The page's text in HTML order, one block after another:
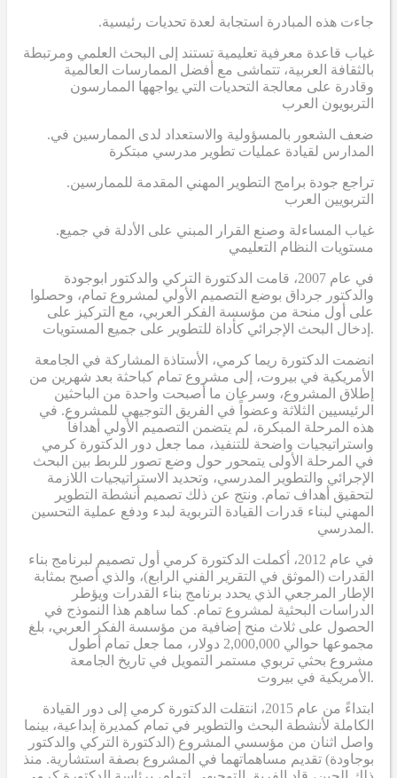
.جاءت هذه المبادرة استجابة لعدة تحديات رئيسية
غياب قاعدة معرفية تعليمية تستند إلى البحث العلمي ومرتبطة
بالثقافة العربية، تتماشى مع أفضل الممارسات العالمية
وقادرة على معالجة التحديات التي يواجهها الممارسون
التربويون العرب
.ضعف الشعور بالمسؤولية والاستعداد لدى الممارسين في
المدارس لقيادة عمليات تطوير مدرسي مبتكرة
.تراجع جودة برامج التطوير المهني المقدمة للممارسين
التربويين العرب
.غياب المساءلة وصنع القرار المبني على الأدلة في جميع
مستويات النظام التعليمي
في عام 2007، قامت الدكتورة التركي والدكتور ابوجودة
والدكتور جرداق بوضع التصميم الأولي لمشروع تمام، وحصلوا
على أول منحة من مؤسسة الفكر العربي، مع التركيز على
إدخال البحث الإجرائي كأداة للتطوير على جميع المستويات.
انضمت الدكتورة ريما كرمي، الأستاذة المشاركة في الجامعة
الأمريكية في بيروت، إلى مشروع تمام كباحثة بعد شهرين من
إطلاق المشروع، وسرعان ما أصبحت واحدة من الباحثين
الرئيسيين الثلاثة وعضواً في الفريق التوجيهي للمشروع. في
هذه المرحلة المبكرة، لم يتضمن التصميم الأولي أهدافاً
واستراتيجيات واضحة للتنفيذ، مما جعل دور الدكتورة كرمي
في المرحلة الأولى يتمحور حول وضع تصور للربط بين البحث
الإجرائي والتطوير المدرسي، وتحديد الاستراتيجيات اللازمة
لتحقيق أهداف تمام. ونتج عن ذلك تصميم أنشطة التطوير
المهني لبناء قدرات القيادة التربوية لبدء ودفع عملية التحسين
المدرسي.
في عام 2012، أكملت الدكتورة كرمي أول تصميم لبرنامج بناء
القدرات (الموثق في التقرير الفني الرابع)، والذي أصبح بمثابة
الإطار المرجعي الذي يحدد برنامج بناء القدرات ويؤطر
الدراسات البحثية لمشروع تمام. كما ساهم هذا النموذج في
الحصول على ثلاث منح إضافية من مؤسسة الفكر العربي، بلغ
مجموعها حوالي 2,000,000 دولار، مما جعل تمام أطول
مشروع بحثي تربوي مستمر التمويل في تاريخ الجامعة
الأمريكية في بيروت.
ابتداءً من عام 2015، انتقلت الدكتورة كرمي إلى دور القيادة
الكاملة لأنشطة البحث والتطوير في تمام كمديرة إبداعية، بينما
واصل اثنان من مؤسسي المشروع (الدكتورة التركي والدكتور
بوجاودة) تقديم مساهماتهما في المشروع بصفة استشارية. منذ